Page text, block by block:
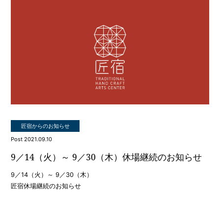
匠宿からのお知らせ
Post 2021.09.10
9／14（火）～ 9／30（木）休場継続のお知らせ
9／14（火）～ 9／30（木）
匠宿休場継続のお知らせ